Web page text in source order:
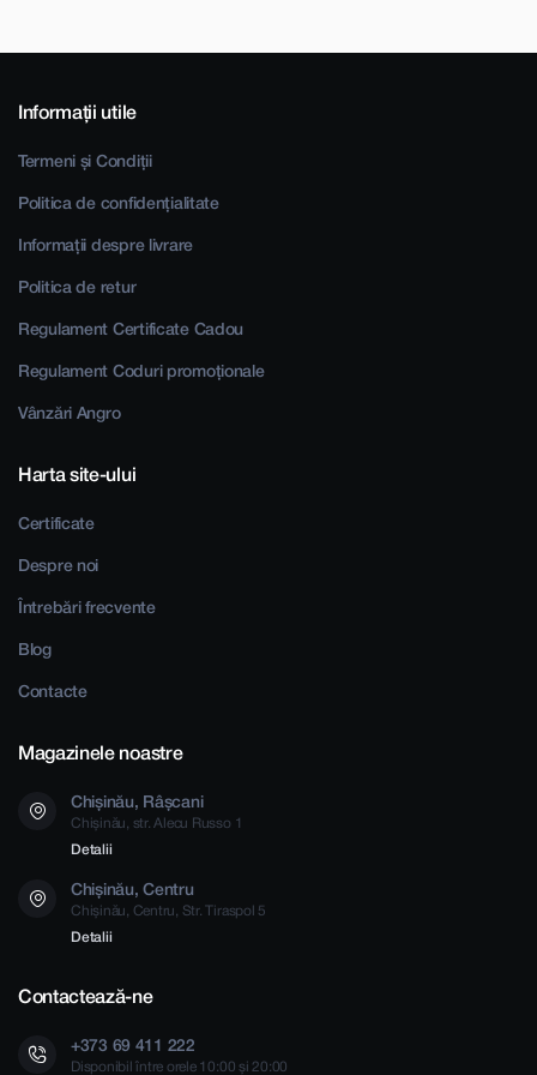
Informații utile
Termeni și Condiții
Politica de confidențialitate
Informații despre livrare
Politica de retur
Regulament Certificate Cadou
Regulament Coduri promoționale
Vânzări Angro
Harta site-ului
Certificate
Despre noi
Întrebări frecvente
Blog
Contacte
Magazinele noastre
Chișinău, Râșcani
Chișinău, str. Alecu Russo 1
Detalii
Chișinău, Centru
Chișinău, Centru, Str. Tiraspol 5
Detalii
Contactează-ne
+373 69 411 222
Disponibil între orele 10:00 și 20:00